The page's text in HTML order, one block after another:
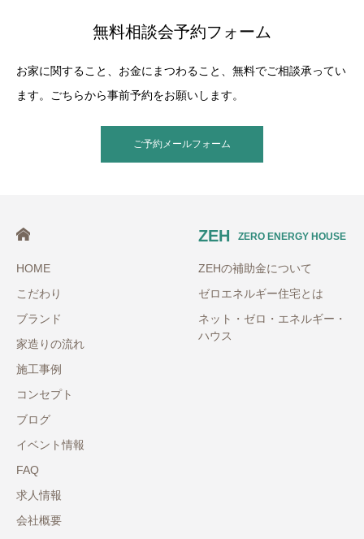
無料相談会予約フォーム
お家に関すること、お金にまつわること、無料でご相談承ってい
ます。ごちらから事前予約をお願いします。
ご予約メールフォーム
HOME
こだわり
ブランド
家造りの流れ
施工事例
コンセプト
ブログ
イベント情報
FAQ
求人情報
会社概要
ZEH ZERO ENERGY HOUSE
ZEHの補助金について
ゼロエネルギー住宅とは
ネット・ゼロ・エネルギー・
ハウス